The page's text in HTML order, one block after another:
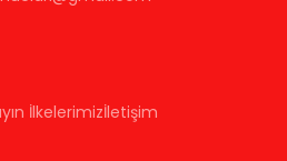
İlkelerimizİletişim